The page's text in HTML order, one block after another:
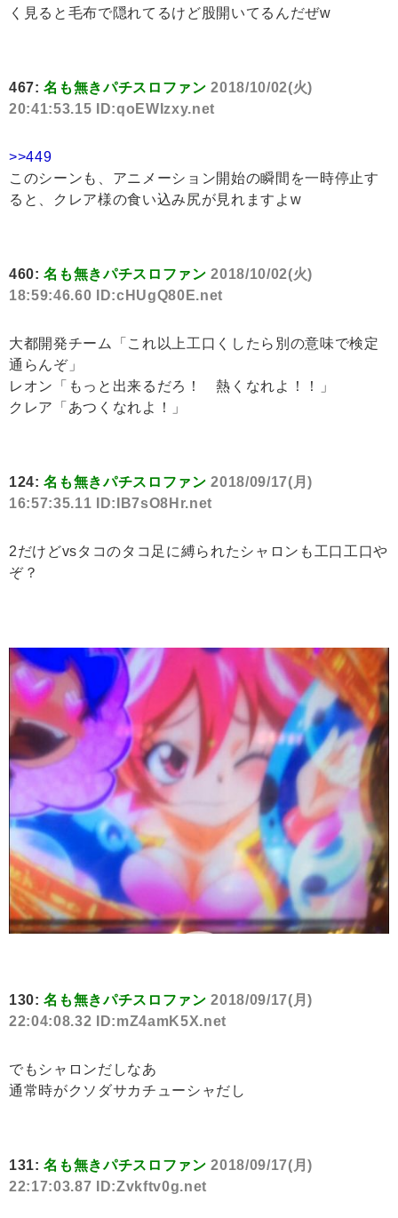
く見ると毛布で隠れてるけど股開いてるんだぜw
467:名も無きパチスロファン 2018/10/02(火)
20:41:53.15 ID:qoEWIzxy.net
>>449
このシーンも、アニメーション開始の瞬間を一時停止す
ると、クレア様の食い込み尻が見れますよw
460:名も無きパチスロファン 2018/10/02(火)
18:59:46.60 ID:cHUgQ80E.net
大都開発チーム「これ以上工口くしたら別の意味で検定
通らんぞ」
レオン「もっと出来るだろ！ 熱くなれよ！！」
クレア「あつくなれよ！」
124:名も無きパチスロファン 2018/09/17(月)
16:57:35.11 ID:IB7sO8Hr.net
2だけどvsタコのタコ足に縛られたシャロンも工口工口や
ぞ？
130:名も無きパチスロファン 2018/09/17(月)
22:04:08.32 ID:mZ4amK5X.net
でもシャロンだしなあ
通常時がクソダサカチューシャだし
131:名も無きパチスロファン 2018/09/17(月)
22:17:03.87 ID:Zvkftv0g.net